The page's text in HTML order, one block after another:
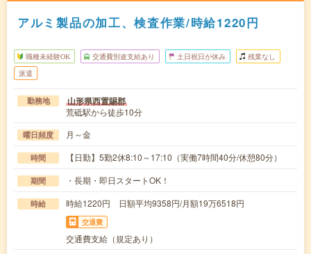
アルミ製品の加工、検査作業/時給1220円
職種未経験OK 交通費別途支給あり 土日祝日が休み 残業なし
派遣
勤務地 山形県西置賜郡
荒砥駅から徒歩10分
曜日頻度 月～金
時間 【日勤】5勤2休8:10～17:10（実働7時間40分/休憩80分）
期間 ・長期・即日スタートOK！
時給 時給1220円 日額平均9358円/月額19万6518円
交通費
交通費支給（規定あり）